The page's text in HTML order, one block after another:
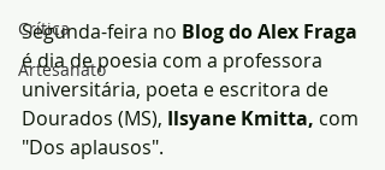
Crítica
Artesanato
Segunda-feira no Blog do Alex Fraga
é dia de poesia com a professora
universitária, poeta e escritora de
Dourados (MS), Ilsyane Kmitta, com
"Dos aplausos".